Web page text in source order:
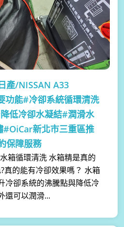
產/NISSAN A33
功能#冷卻系統循環清洗
低冷卻水凝結#潤滑水
新北市三重區推
保障服務
箱循環清洗 水箱精是真的
真的能有冷卻效果嗎？ 水箱
冷卻系統的沸騰點與降低冷
還可以潤滑...